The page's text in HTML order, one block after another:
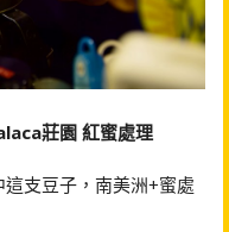
莊園 紅蜜處理
支豆子，南美洲+蜜處